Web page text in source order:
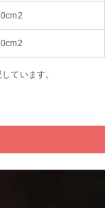
ています。